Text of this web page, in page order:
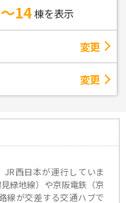
14棟を表示
変更
変更
西日本が運行していま
緑地線）や京阪電鉄（京
線が交差する交通ハブで